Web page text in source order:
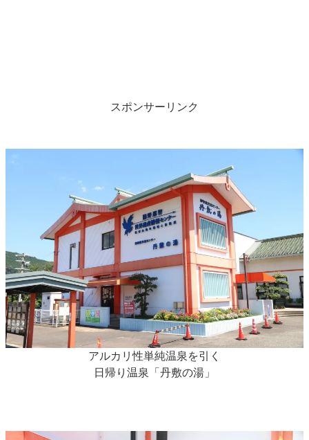
スポンサーリンク
アルカリ性単純温泉を引く
日帰り温泉「丹敷の湯」